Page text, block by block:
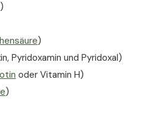
)
Pyridoxamin und Pyridoxal)
oder Vitamin H)
)